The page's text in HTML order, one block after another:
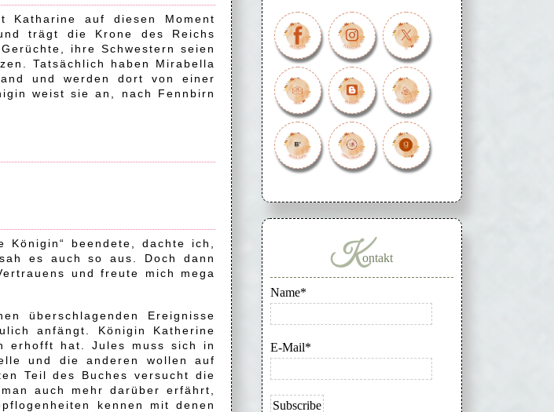
Katharine auf diesen Moment
trägt die Krone des Reichs
ihre Schwestern seien
Tatsächlich haben Mirabella
und werden dort von einer
weist sie an, nach Fennbirn
Königin“ beendete, dachte ich,
es auch so aus. Doch dann
und freute mich mega
überschlagenden Ereignisse
anfängt. Königin Katherine
erhofft hat. Jules muss sich in
und die anderen wollen auf
Teil des Buches versucht die
auch mehr darüber erfährt,
kennen mit denen
Kontakt
Name*
E-Mail*